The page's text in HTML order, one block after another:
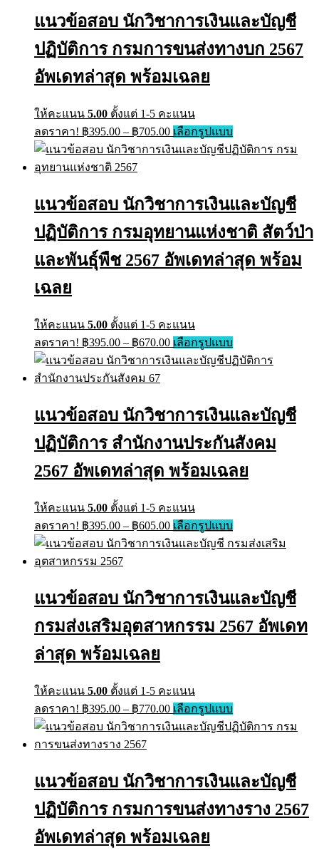
options
be
chosen
แนวข้อสอบ นักวิชาการเงินและบัญชี
ปฏิบัติการ กรมการขนส่งทางบก 2567
อัพเดทล่าสุด พร้อมเฉลย
ให้คะแนน 5.00 ตั้งแต่ 1-5 คะแนน
ลดราคา! ฿395.00 – ฿705.00Price
range:
฿395.00
เลือกรูปแบบThis
product
has
options
be
chosen
on
the
แนวข้อสอบ นักวิชาการเงินและบัญชี
ปฏิบัติการ กรมอุทยานแห่งชาติ สัตว์ป่า
และพันธุ์พืช 2567 อัพเดทล่าสุด พร้อม
เฉลย
ให้คะแนน 5.00 ตั้งแต่ 1-5 คะแนน
ลดราคา! ฿395.00 – ฿670.00Price
range:
฿395.00
เลือกรูปแบบThis
product
has
options
be
chosen
on
the
แนวข้อสอบ นักวิชาการเงินและบัญชี
ปฏิบัติการ สำนักงานประกันสังคม
2567 อัพเดทล่าสุด พร้อมเฉลย
ให้คะแนน 5.00 ตั้งแต่ 1-5 คะแนน
ลดราคา! ฿395.00 – ฿605.00Price
range:
฿395.00
เลือกรูปแบบThis
product
has
options
be
chosen
แนวข้อสอบ นักวิชาการเงินและบัญชี
กรมส่งเสริมอุตสาหกรรม 2567 อัพเดท
ล่าสุด พร้อมเฉลย
ให้คะแนน 5.00 ตั้งแต่ 1-5 คะแนน
ลดราคา! ฿395.00 – ฿770.00Price
range:
฿395.00
เลือกรูปแบบThis
product
has
options
be
chosen
แนวข้อสอบ นักวิชาการเงินและบัญชี
ปฏิบัติการ กรมการขนส่งทางราง 2567
อัพเดทล่าสุด พร้อมเฉลย